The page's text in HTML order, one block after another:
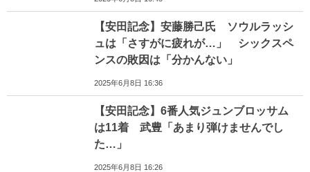
【安田記念】安藤勝己氏 ソウルラッシ
ュは「さすがに疲れが…」 シックスペ
ンスの敗因は「分かんない」
2025年6月8日 16:36
【安田記念】6番人気ジュンブロッサム
は11着 武豊「あまり弾けませんでし
た…」
2025年6月8日 16:26